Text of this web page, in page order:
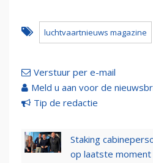
luchtvaartnieuws magazine
Verstuur per e-mail
Meld u aan voor de
Tip de redactie
Staking
op laatste moment